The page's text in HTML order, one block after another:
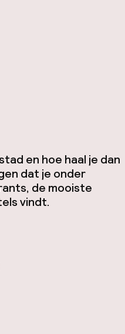
en hoe haal je dan
dat je onder
de mooiste
vindt.